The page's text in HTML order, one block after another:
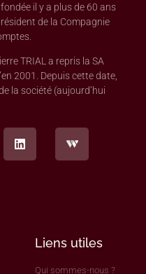
il y a plus de 60 ans
de la Compagnie
TRIAL a repris la SA
2001. Depuis cette date,
la société (aujourd’hui
Liens utiles
Qui sommes-nous ?